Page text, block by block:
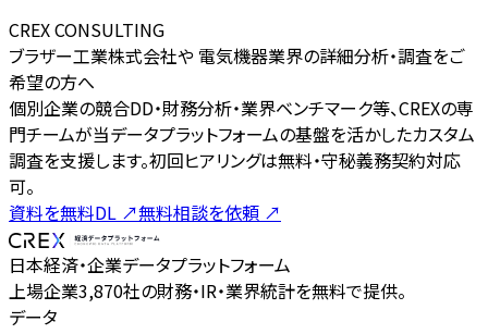
CREX CONSULTING
ブラザー工業株式会社や 電気機器業界の詳細分析・調査をご
希望の方へ
個別企業の競合DD・財務分析・業界ベンチマーク等、CREXの専
門チームが当データプラットフォームの基盤を活かしたカスタム
調査を支援します。初回ヒアリングは無料・守秘義務契約対応
可。
資料を無料DL ↗無料相談を依頼 ↗
日本経済・企業データプラットフォーム
上場企業3,870社の財務・IR・業界統計を無料で提供。
データ